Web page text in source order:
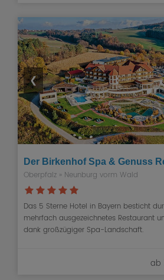
❮
Der Birkenhof Spa & Genuss
Oberpfalz » Neunburg vorm Wald
Das 5 Sterne Hotel in Bayern besticht
mehrfach ausgezeichnetes Restaurant
dank großzügiger Spa-Landschaft.
ab